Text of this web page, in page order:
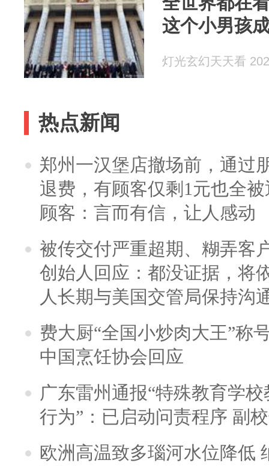
这个小男孩
灯光玄幻天天看
热点新闻
郑州一汉堡店撤场前，通过
退费，有顾客仅剩1元也全
顾客：言而有信，让人感动
被传交付严重超期、糊弄客
创始人回应：都没证据，将
人长期与美国交管局保持沟
费大厨“全国小炒肉大王”称
中国烹饪协会回应
广东雷州通报“特殊教育学
行为”：已启动问责程序 副
欧洲高温致多瑙河水位降低